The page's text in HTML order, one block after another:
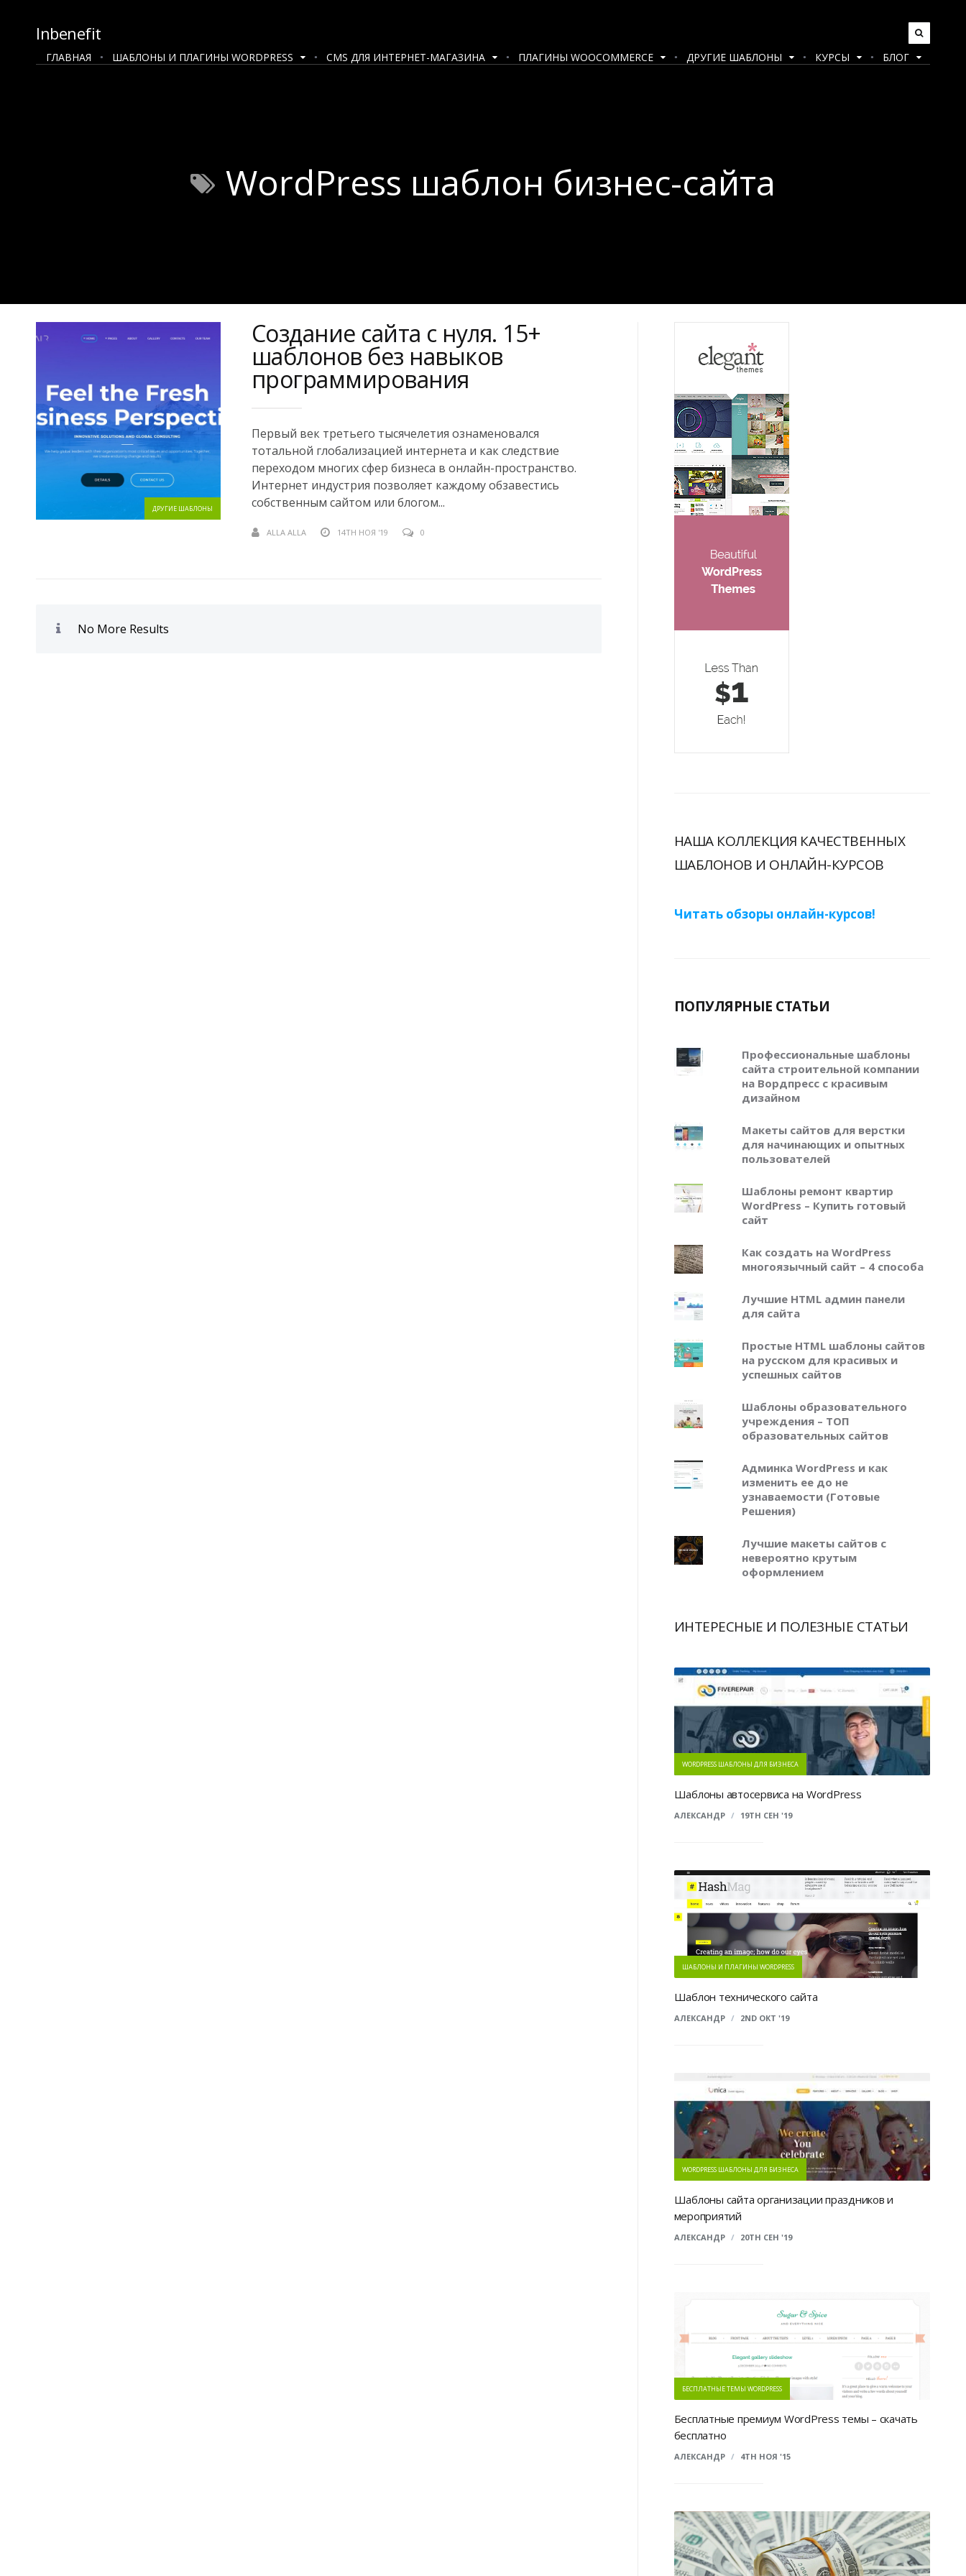
Inbenefit
ГЛАВНАЯ ШАБЛОНЫ И ПЛАГИНЫ WORDPRESS CMS ДЛЯ ИНТЕРНЕТ-МАГАЗИНА ПЛАГИНЫ WOOCOMMERCE ДРУГИЕ ШАБЛОНЫ КУРСЫ БЛОГ
WordPress шаблон бизнес-сайта
ДРУГИЕ ШАБЛОНЫ
Создание сайта с нуля. 15+
шаблонов без навыков
программирования
Первый век третьего тысячелетия ознаменовался
тотальной глобализацией интернета и как следствие
переходом многих сфер бизнеса в онлайн-пространство.
Интернет индустрия позволяет каждому обзавестись
собственным сайтом или блогом...
ALLA ALLA 14TH НОЯ '19 0
No More Results
НАША КОЛЛЕКЦИЯ КАЧЕСТВЕННЫХ
ШАБЛОНОВ И ОНЛАЙН-КУРСОВ
Читать обзоры онлайн-курсов!
ПОПУЛЯРНЫЕ СТАТЬИ
Профессиональные шаблоны
сайта строительной компании
на Вордпресс с красивым
дизайном
Макеты сайтов для верстки
для начинающих и опытных
пользователей
Шаблоны ремонт квартир
WordPress – Купить готовый
сайт
Как создать на WordPress
многоязычный сайт – 4 способа
Лучшие HTML админ панели
для сайта
Простые HTML шаблоны сайтов
на русском для красивых и
успешных сайтов
Шаблоны образовательного
учреждения – ТОП
образовательных сайтов
Админка WordPress и как
изменить ее до не
узнаваемости (Готовые
Решения)
Лучшие макеты сайтов с
невероятно крутым
оформлением
ИНТЕРЕСНЫЕ И ПОЛЕЗНЫЕ СТАТЬИ
WORDPRESS ШАБЛОНЫ ДЛЯ БИЗНЕСА
Шаблоны автосервиса на WordPress
АЛЕКСАНДР / 19TH СЕН '19
ШАБЛОНЫ И ПЛАГИНЫ WORDPRESS
Шаблон технического сайта
АЛЕКСАНДР / 2ND ОКТ '19
WORDPRESS ШАБЛОНЫ ДЛЯ БИЗНЕСА
Шаблоны сайта организации праздников и
мероприятий
АЛЕКСАНДР / 20TH СЕН '19
БЕСПЛАТНЫЕ ТЕМЫ WORDPRESS
Бесплатные премиум WordPress темы – скачать
бесплатно
АЛЕКСАНДР / 4TH НОЯ '15